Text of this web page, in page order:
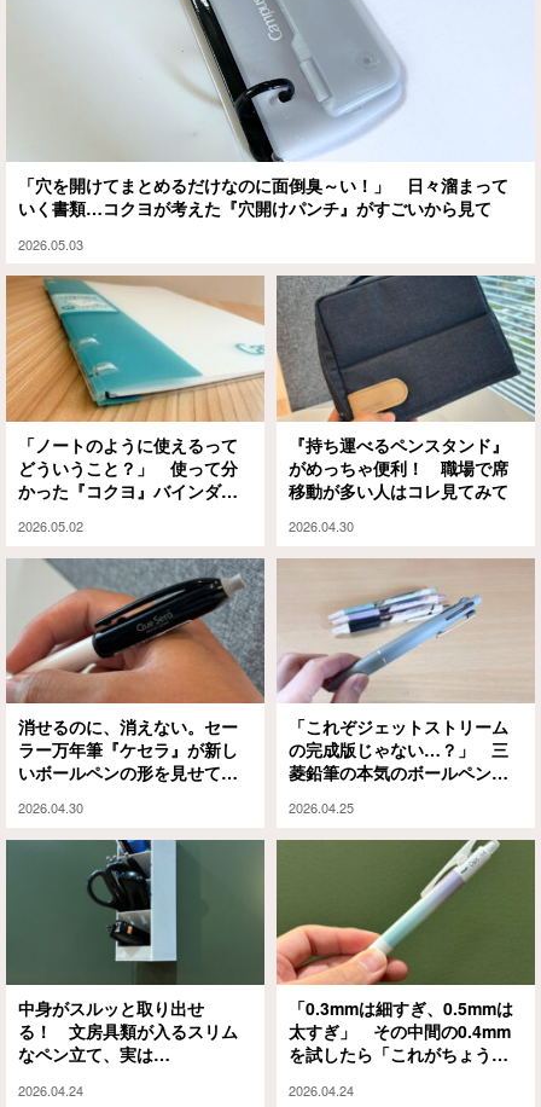
「穴を開けてまとめるだけなのに面倒臭～い！」 日々溜まって
いく書類…コクヨが考えた『穴開けパンチ』がすごいから見て
2026.05.03
「ノートのように使えるって
どういうこと？」 使って分
かった『コクヨ』バインダー
2026.05.02
『持ち運べるペンスタンド』
がめっちゃ便利！ 職場で席
移動が多い人はコレ見てみて
2026.04.30
消せるのに、消えない。セー
ラー万年筆『ケセラ』が新し
いボールペンの形を見せてき
2026.04.30
「これぞジェットストリーム
の完成版じゃない…？」 三
菱鉛筆の本気のボールペンが
2026.04.25
中身がスルッと取り出せ
る！ 文房具類が入るスリム
なペン立て、実は…
2026.04.24
「0.3mmは細すぎ、0.5mmは
太すぎ」 その中間の0.4mm
を試したら「これがちょうど
2026.04.24